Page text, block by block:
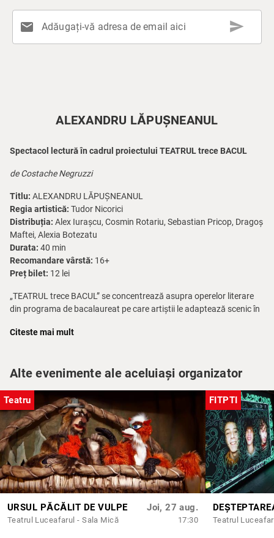
mail Adăugați-vă adresa de email aici send
ALEXANDRU LĂPUȘNEANUL
Spectacol lectură în cadrul proiectului TEATRUL trece BACUL
de Costache Negruzzi
Titlu: ALEXANDRU LĂPUȘNEANUL
Regia artistică: Tudor Nicorici
Distribuția: Alex Iurașcu, Cosmin Rotariu, Sebastian Pricop, Dragoș
Maftei, Alexia Botezatu
Durata: 40 min
Recomandare vârstă: 16+
Preț bilet: 12 lei
„TEATRUL trece BACUL” se concentrează asupra operelor literare
din programa de bacalaureat pe care artiștii le adaptează scenic în
educaționalul, devenind astfel un material didactic de tip creativ,
Citeste mai mult
Alte evenimente ale aceluiași organizator
Teatru
URSUL PĂCĂLIT DE VULPE
Teatrul Luceafarul - Sala Mică
Joi, 27 aug.
17:30
FITPTI
Teatrul